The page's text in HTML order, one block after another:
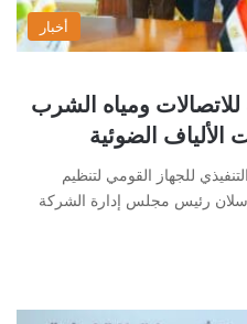
أخبار
ومياه الشرب
الضوئية
للجهاز القومي لتنظيم
رئيس مجلس إدارة الشركة